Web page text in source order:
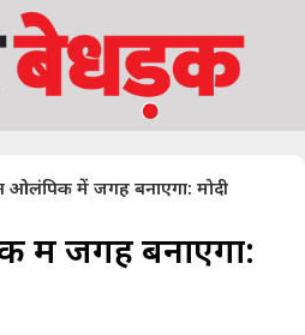
ओलंपिक में जगह बनाएगा: मोदी
में जगह बनाएगा: